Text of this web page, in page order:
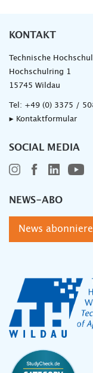
KONTAKT
Technische
Hochschulring 1
15745 Wildau
Tel: +49 (0) 3375 /
▸ Kontaktformular
SOCIAL MEDIA
NEWS-ABO
News